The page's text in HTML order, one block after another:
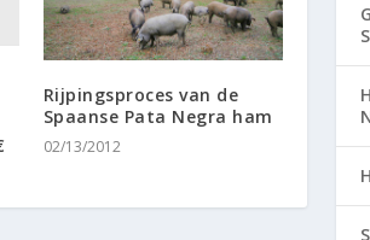
Rijpingsproces van de
Spaanse Pata Negra ham
02/13/2012